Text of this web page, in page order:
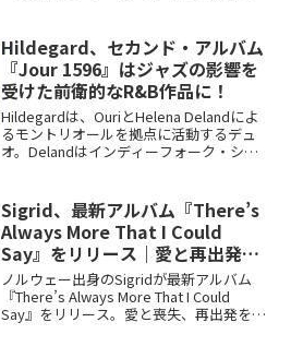
Hildegard、セカンド・アルバム
『Jour 1596』はジャズの影響を
受けた前衛的なR&B作品に！
Hildegardは、OuriとHelena Delandによ
るモントリオールを拠点に活動するデュ
オ。Delandはインディーフォーク・シン
でも活動しています。20...
Sigrid、最新アルバム『There’s
Always More That I Could
Say』をリリース｜愛と再出発を
描く渾身の一枚
ノルウェー出身のSigridが最新アルバム
『There’s Always More That I Could
Say』をリリース。愛と喪失、再出発を歌